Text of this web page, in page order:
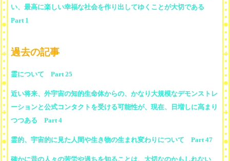
い、最高に楽しい幸福な社会を作り出してゆくことが大切である
Part 1
過去の記事
霊について Part 25
近い将来、外宇宙の知的生命体からの、かなり大規模なデモンストレ
ーションと公式コンタクトを受ける可能性が、現在、日増しに高まり
つつある Part 4
霊的、宇宙的に見た人間や生き物の生まれ変わりについて Part 47
確かに昔の人々の苦労や過ちを知ることは、大切なのかもしれない